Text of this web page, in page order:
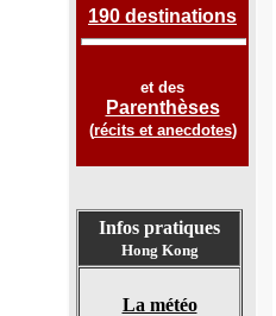
190 destinations
et des
Parenthèses
(récits et anecdotes)
Infos pratiques
Hong Kong
La météo